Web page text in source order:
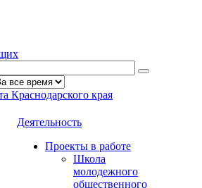
Деятельность
Проекты в работе
Школа
молодежного
общественного